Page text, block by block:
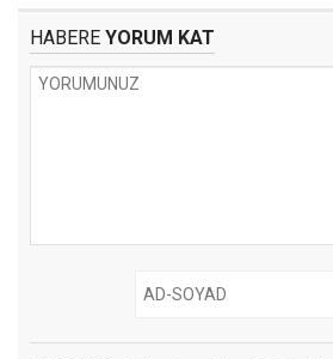
HABERE YORUM KAT